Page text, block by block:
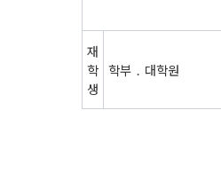
재
학
생
학부 ․ 대학원